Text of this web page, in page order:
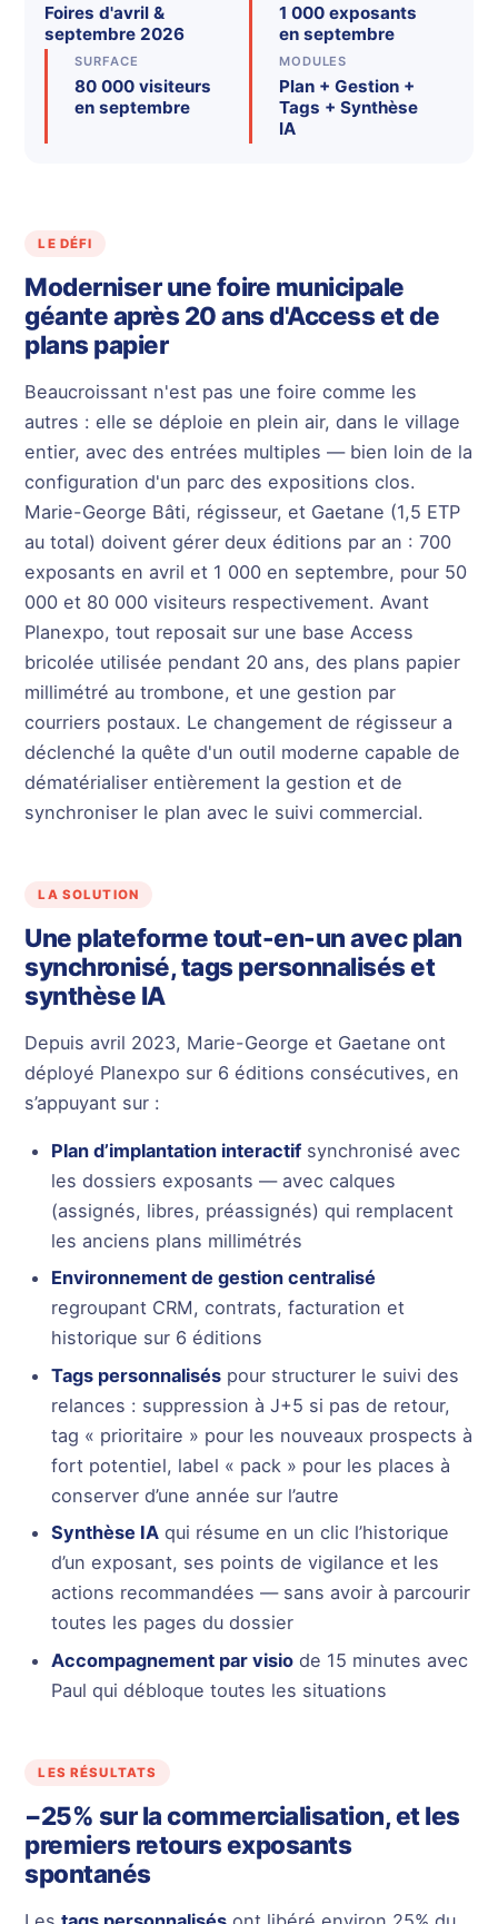
Foires d'avril &
septembre 2026
1 000 exposants
en septembre
SURFACE
80 000 visiteurs
en septembre
MODULES
Plan + Gestion +
Tags + Synthèse
IA
LE DÉFI
Moderniser une foire municipale
géante après 20 ans d'Access et de
plans papier
Beaucroissant n'est pas une foire comme les
autres : elle se déploie en plein air, dans le village
entier, avec des entrées multiples — bien loin de la
configuration d'un parc des expositions clos.
Marie-George Bâti, régisseur, et Gaetane (1,5 ETP
au total) doivent gérer deux éditions par an : 700
exposants en avril et 1 000 en septembre, pour 50
000 et 80 000 visiteurs respectivement. Avant
Planexpo, tout reposait sur une base Access
bricolée utilisée pendant 20 ans, des plans papier
millimétré au trombone, et une gestion par
courriers postaux. Le changement de régisseur a
déclenché la quête d'un outil moderne capable de
dématérialiser entièrement la gestion et de
synchroniser le plan avec le suivi commercial.
LA SOLUTION
Une plateforme tout-en-un avec plan
synchronisé, tags personnalisés et
synthèse IA
Depuis avril 2023, Marie-George et Gaetane ont
déployé Planexpo sur 6 éditions consécutives, en
s’appuyant sur :
Plan d’implantation interactif synchronisé avec
les dossiers exposants — avec calques
(assignés, libres, préassignés) qui remplacent
les anciens plans millimétrés
Environnement de gestion centralisé
regroupant CRM, contrats, facturation et
historique sur 6 éditions
Tags personnalisés pour structurer le suivi des
relances : suppression à J+5 si pas de retour,
tag « prioritaire » pour les nouveaux prospects à
fort potentiel, label « pack » pour les places à
conserver d’une année sur l’autre
Synthèse IA qui résume en un clic l’historique
d’un exposant, ses points de vigilance et les
actions recommandées — sans avoir à parcourir
toutes les pages du dossier
Accompagnement par visio de 15 minutes avec
Paul qui débloque toutes les situations
LES RÉSULTATS
−25% sur la commercialisation, et les
premiers retours exposants
spontanés